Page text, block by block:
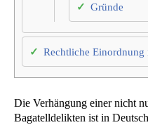
Gründe
Rechtliche Einordnung
Die Verhängung einer nicht
Bagatelldelikten ist in